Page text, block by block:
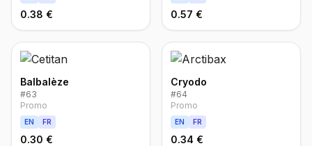
0.38 € 0.57 €
Balbalèze
#63
Promo
EN FR
0.30 €
Cryodo
#64
Promo
EN FR
0.34 €